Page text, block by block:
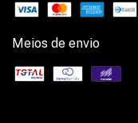
Meios de envio